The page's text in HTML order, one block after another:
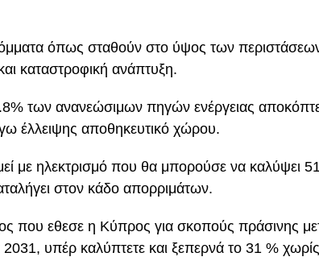
όπως σταθούν στο ύψος των
καταστροφική ανάπτυξη.
των ανανεώσιμων πηγών ενέργειας
έλλειψης αποθηκευτικό χώρου.
με ηλεκτρισμό που θα μπορούσε να καλύψει
στον κάδο απορριμάτων.
που εθεσε η Κύπρος για σκοπούς πράσινης
υπέρ καλύπτετε και ξεπερνά το 31 % χωρίς